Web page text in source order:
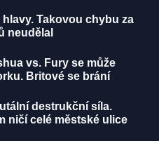
Takovou chybu za
neudělal
vs. Fury se může
Britové se brání
destrukční síla.
ničí celé městské ulice